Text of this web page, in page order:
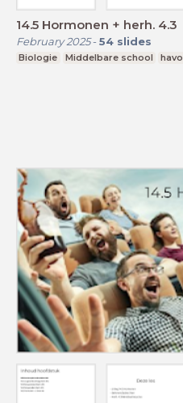
14.5 Hormonen + herh. 4.3
February 2025- 54 slides
Biologie Middelbare school havo